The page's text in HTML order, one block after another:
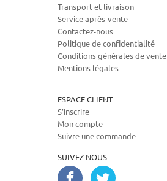
Transport et livraison
Service après-vente
Contactez-nous
Politique de confidentialité
Conditions générales de vente
Mentions légales
ESPACE CLIENT
S’inscrire
Mon compte
Suivre une commande
SUIVEZ-NOUS